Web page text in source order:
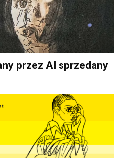
przez AI sprzedany